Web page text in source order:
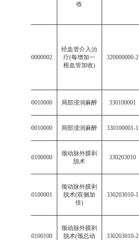
收
513200000000002
经血管介入治
疗(每增加一
根血管加收)
320000000-2
003301000010000 局部浸润麻醉 330100001
003301000010000 局部浸润麻醉 330100001-1
003302030100000
颈动脉外膜剥
脱术
330203010
003302030100001
颈动脉外膜剥
脱术(双侧加
倍)
330203010-1
003302030100100
颈动脉外膜剥
脱术(颈总动
330203010-2